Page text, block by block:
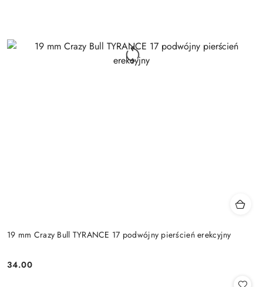
19 mm Crazy Bull TYRANCE 17 podwójny pierścień erekcyjny
Cena:
34.00